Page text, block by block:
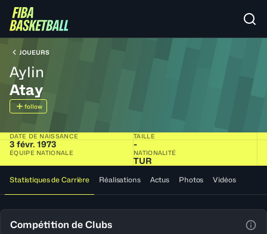
JOUEURS
Aylin
Atay
follow
DATE DE NAISSANCE
3 févr. 1973
TAILLE
-
ÉQUIPE NATIONALE NATIONALITÉ
TUR
Statistiques de Carrière Réalisations Actus Photos Vidéos
Compétition de Clubs